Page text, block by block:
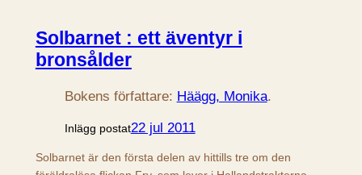
Solbarnet : ett äventyr i
bronsålder
Bokens författare: Häägg, Monika.
Inlägg postat22 jul 2011
Solbarnet är den första delen av hittills tre om den